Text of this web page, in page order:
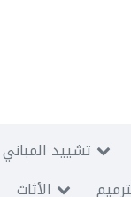
تشييد المباني
الأثاث